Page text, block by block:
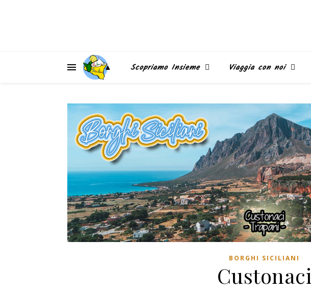
▲ Scopriamo Insieme Viaggia con noi
BORGHI SICILIANI
Custonaci